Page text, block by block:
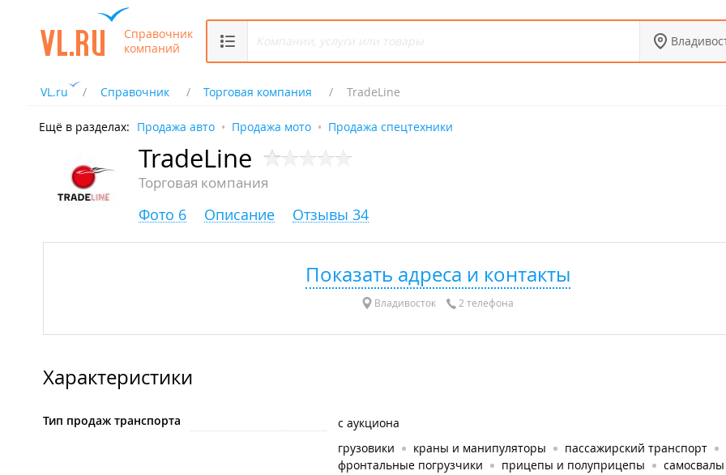
Справочник
компаний
VL.ru Справочник Торговая компания TradeLine
Ещё в разделах: Продажа авто Продажа мото Продажа спецтехники
TradeLine
Торговая компания
Фото 6 Описание Отзывы 34
Показать адреса и контакты
Владивосток 2 телефона
Характеристики
Тип продаж транспорта с аукциона
грузовики краны и манипуляторы
пассажирский транспорт
фронтальные погрузчики
прицепы и полуприцепы
самосвалы